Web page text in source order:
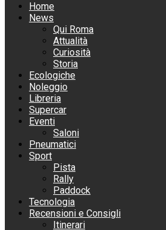
Home
News
Qui Roma
Attualità
Curiosità
Storia
Ecologiche
Noleggio
Libreria
Supercar
Eventi
Saloni
Pneumatici
Sport
Pista
Rally
Paddock
Tecnologia
Recensioni e Consigli
Itinerari